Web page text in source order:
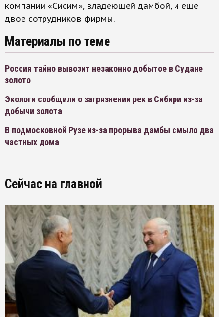
компании «Сисим», владеющей дамбой, и еще
двое сотрудников фирмы.
Материалы по теме
Россия тайно вывозит незаконно добытое в Судане
золото
Экологи сообщили о загрязнении рек в Сибири из-за
добычи золота
В подмосковной Рузе из-за прорыва дамбы смыло два
частных дома
Сейчас на главной